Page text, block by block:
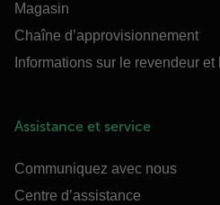
Magasin
Chaîne d’approvisionnement
Informations sur le revendeur et
Assistance et service
Communiquez avec nous
Centre d’assistance